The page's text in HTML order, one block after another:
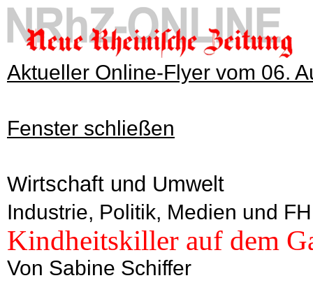
Aktueller Online-Flyer vom 06.
Fenster schließen
Wirtschaft und Umwelt
Industrie, Politik, Medien und
Kindheitskiller auf dem
Von Sabine Schiffer